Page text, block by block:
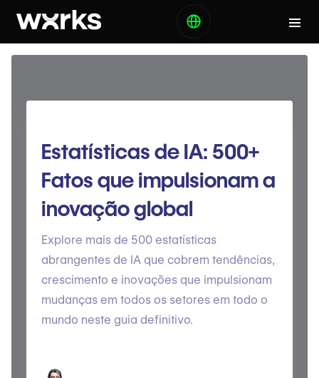
Estatísticas de IA: 500+
Fatos que impulsionam a
inovação global
Explore mais de 500 estatísticas
abrangentes de IA que cobrem tendências,
crescimento e inovações que impulsionam
mudanças em todos os setores em todo o
mundo neste guia definitivo.